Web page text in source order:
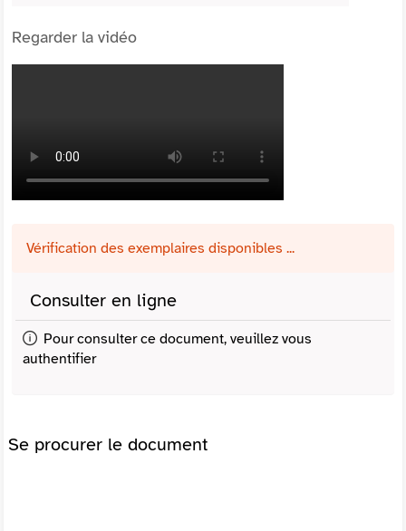
Regarder la vidéo
Vérification des exemplaires disponibles ...
Consulter en ligne
Pour consulter ce document, veuillez vous
authentifier
Se procurer le document